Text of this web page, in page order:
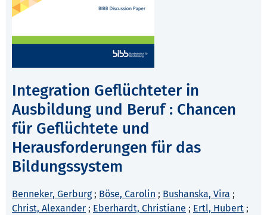
Integration Geflüchteter in
Ausbildung und Beruf : Chancen
für Geflüchtete und
Herausforderungen für das
Bildungssystem
Benneker, Gerburg; Böse, Carolin ; Bushanska, Vira ;
Christ, Alexander ; Eberhardt, Christiane ; Ertl, Hubert ;